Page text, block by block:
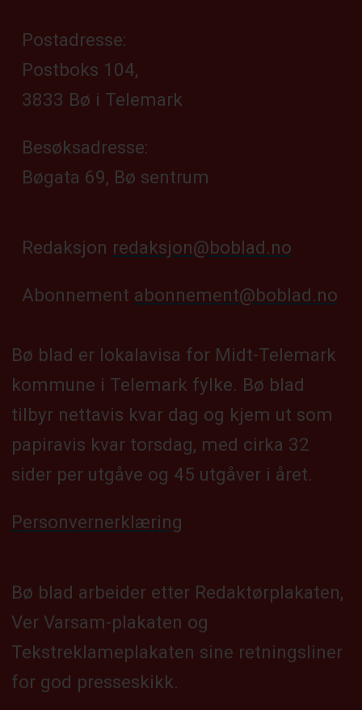
Postadresse:
Postboks 104,
3833 Bø i Telemark
Besøksadresse:
Bøgata 69, Bø sentrum
Redaksjon redaksjon@boblad.no
Abonnement abonnement@boblad.no
Bø blad er lokalavisa for Midt-Telemark
kommune i Telemark fylke. Bø blad
tilbyr nettavis kvar dag og kjem ut som
papiravis kvar torsdag, med cirka 32
sider per utgåve og 45 utgåver i året.
Personvernerklæring
Bø blad arbeider etter Redaktørplakaten,
Ver Varsam-plakaten og
Tekstreklameplakaten sine retningsliner
for god presseskikk.